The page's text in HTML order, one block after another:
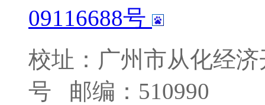
09116688号
校址：广州市从化经
号
邮编：510990